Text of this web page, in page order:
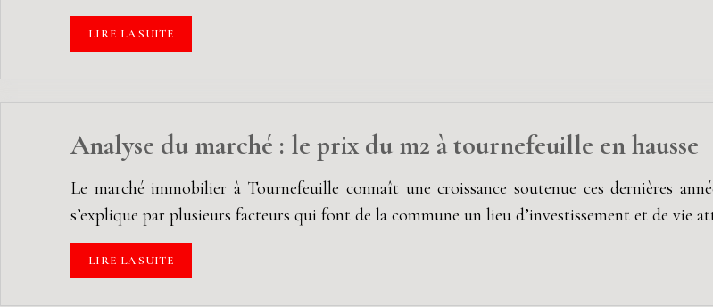
LIRE LA SUITE
Analyse du marché : le prix du m2 à tournefeuille en hausse
Le marché immobilier à Tournefeuille connaît une croissance soutenue ces dernières
s’explique par plusieurs facteurs qui font de la commune un lieu d’investissement et de vie
LIRE LA SUITE